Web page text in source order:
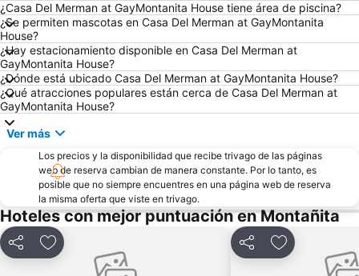
¿Casa Del Merman at GayMontanita House tiene área de piscina?
¿Se permiten mascotas en Casa Del Merman at GayMontanita
House?
¿Hay estacionamiento disponible en Casa Del Merman at
GayMontanita House?
¿Dónde está ubicado Casa Del Merman at GayMontanita House?
¿Qué atracciones populares están cerca de Casa Del Merman at
GayMontanita House?
Ver más
Los precios y la disponibilidad que recibe trivago de las páginas
web de reserva cambian de manera constante. Por lo tanto, es
posible que no siempre encuentres en una página web de reserva
la misma oferta que viste en trivago.
Hoteles con mejor puntuación en Montañita
CompartirAgregar a favoritos CompartirAgregar a